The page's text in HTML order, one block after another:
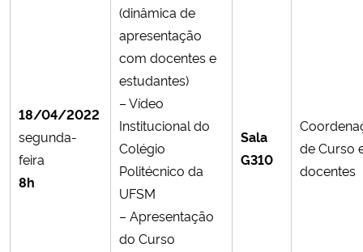
Gabinete de Segurança Institucional
Advocacia-Geral da União
Banco Central do Brasil
18/04/2022
segunda-
feira
8h
(dinâmica de
apresentação
com docentes e
estudantes)
– Vídeo
Institucional do
Colégio
Politécnico da
UFSM
– Apresentação
do Curso
Sala
G310
de Curso
docentes